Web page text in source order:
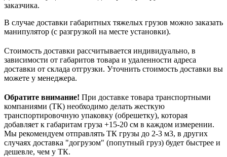
заказчика.
В случае доставки габаритных тяжелых грузов можно заказать
манипулятор (с разгрузкой на месте установки).
Стоимость доставки рассчитывается индивидуально, в
зависимости от габаритов товара и удаленности адреса
доставки от склада отгрузки. Уточнить стоимость доставки вы
можете у менеджера.
Обратите внимание! При доставке товара транспортными
компаниями (ТК) необходимо делать жесткую
транспортировочную упаковку (обрешетку), которая
добавляет к габаритам груза +15-20 см в каждом измерении.
Мы рекомендуем отправлять ТК грузы до 2-3 м3, в других
случаях доставка "догрузом" (попутный груз) будет быстрее и
дешевле, чем у ТК.